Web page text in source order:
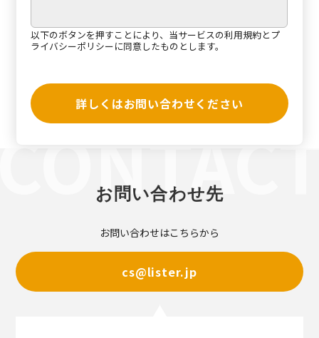
以下のボタンを押すことにより、当サービスの利用規約と プ
ライバシーポリシーに同意したものとします。
詳しくはお問い合わせください
お問い合わせ先
お問い合わせはこちらから
cs@lister.jp